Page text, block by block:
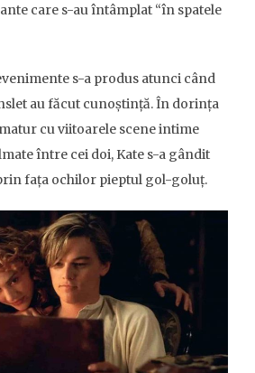
care s-au întâmplat “în spatele
s-a produs atunci când
au făcut cunoștință. În dorința
cu viitoarele scene intime
între cei doi, Kate s-a gândit
fața ochilor pieptul gol-goluț.